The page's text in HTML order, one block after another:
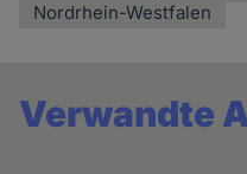
Nordrhein-Westfalen
Verwandte